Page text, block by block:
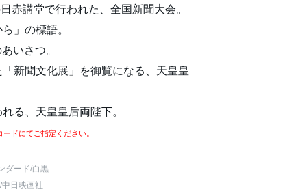
赤講堂で行われた、全国新聞大会。
」の標語。
いさつ。
新聞文化展」を御覧になる、天皇皇
る、天皇皇后両陛下。
ドにてご指定ください。
ダード/白黒
日映画社